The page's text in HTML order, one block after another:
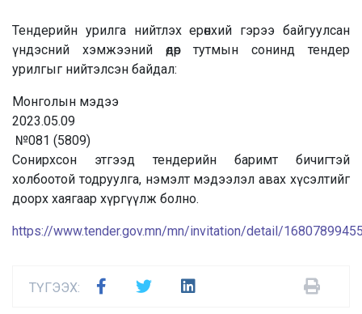
Тендерийн урилга нийтлэх ерөнхий гэрээ байгуулсан
үндэсний хэмжээний өдөр тутмын сонинд тендер
урилгыг нийтэлсэн байдал:
Монголын мэдээ
2023.05.09
№081 (5809)
Сонирхсон этгээд тендерийн баримт бичигтэй
холбоотой тодруулга, нэмэлт мэдээлэл авах хүсэлтийг
доорх хаягаар хүргүүлж болно.
https://www.tender.gov.mn/mn/invitation/detail/
ТҮГЭЭХ: